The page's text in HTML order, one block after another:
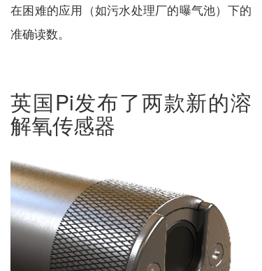
在困难的应用（如污水处理厂的曝气池）下的
准确读数。
英国Pi发布了两款新的溶
解氧传感器